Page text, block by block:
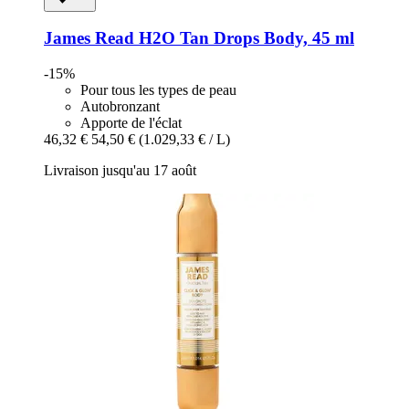
James Read H2O Tan Drops Body, 45 ml
-15%
Pour tous les types de peau
Autobronzant
Apporte de l'éclat
46,32 € 54,50 € (1.029,33 € / L)
Livraison jusqu'au 17 août